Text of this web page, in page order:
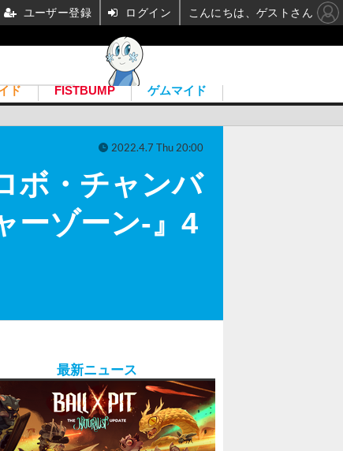
ド FISTBUMP ゲムマイド
ボ・チャンバ
ーゾーン-』4
2022.4.7 Thu 20:00
最新ニュース
ユーザー登録 ログイン こんにちは、ゲストさん